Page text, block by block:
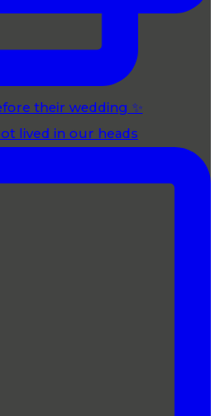
lived in our heads